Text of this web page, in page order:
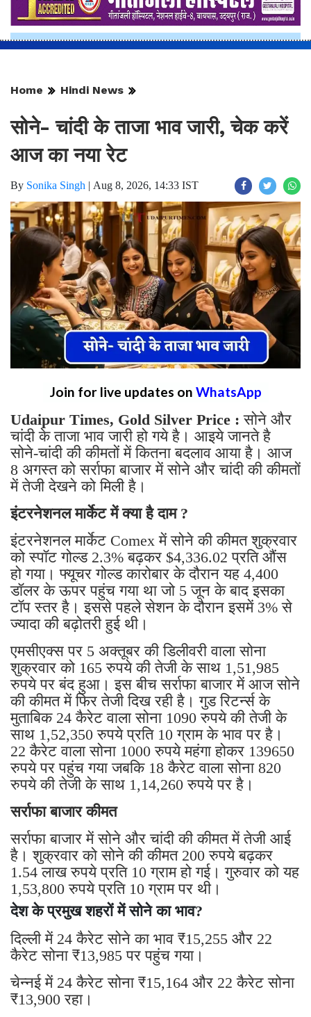
Home Hindi News
सोने- चांदी के ताजा भाव जारी, चेक करें
आज का नया रेट
By Sonika Singh | Aug 8, 2026, 14:33 IST
Join for live updates on WhatsApp
Udaipur Times, Gold Silver Price :सोने और
चांदी के ताजा भाव जारी हो गये है। आइये जानते है
सोने-चांदी की कीमतों में कितना बदलाव आया है। आज
8 अगस्त को सर्राफा बाजार में सोने और चांदी की कीमतों
में तेजी देखने को मिली है।
इंटरनेशनल मार्केट में क्या है दाम ?
इंटरनेशनल मार्केट Comex में सोने की कीमत शुक्रवार
को स्पॉट गोल्ड 2.3% बढ़कर $4,336.02 प्रति औंस
हो गया। फ्यूचर गोल्ड कारोबार के दौरान यह 4,400
डॉलर के ऊपर पहुंच गया था जो 5 जून के बाद इसका
टॉप स्तर है। इससे पहले सेशन के दौरान इसमें 3% से
ज्यादा की बढ़ोतरी हुई थी।
एमसीएक्स पर 5 अक्तूबर की डिलीवरी वाला सोना
शुक्रवार को 165 रुपये की तेजी के साथ 1,51,985
रुपये पर बंद हुआ। इस बीच सर्राफा बाजार में आज सोने
की कीमत में फिर तेजी दिख रही है। गुड रिटर्न्स के
मुताबिक 24 कैरेट वाला सोना 1090 रुपये की तेजी के
साथ 1,52,350 रुपये प्रति 10 ग्राम के भाव पर है।
22 कैरेट वाला सोना 1000 रुपये महंगा होकर 139650
रुपये पर पहुंच गया जबकि 18 कैरेट वाला सोना 820
रुपये की तेजी के साथ 1,14,260 रुपये पर है।
सर्राफा बाजार कीमत
सर्राफा बाजार में सोने और चांदी की कीमत में तेजी आई
है। शुक्रवार को सोने की कीमत 200 रुपये बढ़कर
1.54 लाख रुपये प्रति 10 ग्राम हो गई। गुरुवार को यह
1,53,800 रुपये प्रति 10 ग्राम पर थी।
देश के प्रमुख शहरों में सोने का भाव?
दिल्ली में 24 कैरेट सोने का भाव ₹15,255 और 22
कैरेट सोना ₹13,985 पर पहुंच गया।
चेन्नई में 24 कैरेट सोना ₹15,164 और 22 कैरेट सोना
₹13,900 रहा।